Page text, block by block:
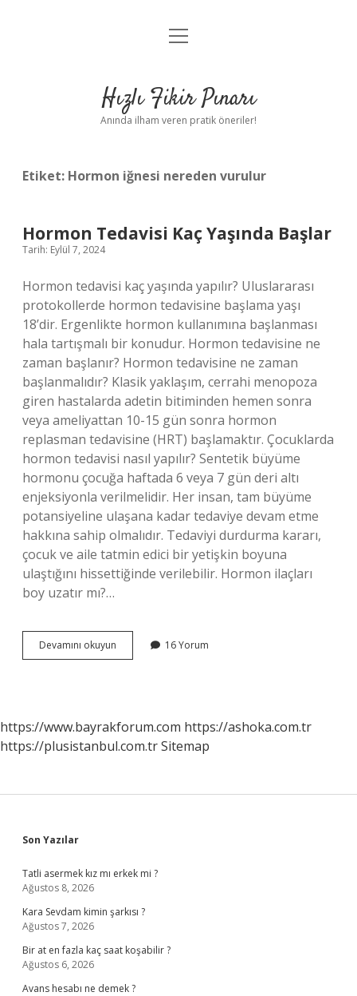
Anasayfa
Yasal Uyarı
menüyü
Hızlı Fikir Pınarı
Anında ilham veren pratik öneriler!
Etiket: Hormon iğnesi nereden vurulur
Hormon Tedavisi Kaç Yaşında Başlar
Tarih: Eylül 7, 2024
Hormon tedavisi kaç yaşında yapılır? Uluslararası
protokollerde hormon tedavisine başlama yaşı
18’dir. Ergenlikte hormon kullanımına başlanması
hala tartışmalı bir konudur. Hormon tedavisine ne
zaman başlanır? Hormon tedavisine ne zaman
başlanmalıdır? Klasik yaklaşım, cerrahi menopoza
giren hastalarda adetin bitiminden hemen sonra
veya ameliyattan 10-15 gün sonra hormon
replasman tedavisine (HRT) başlamaktır. Çocuklarda
hormon tedavisi nasıl yapılır? Sentetik büyüme
hormonu çocuğa haftada 6 veya 7 gün deri altı
enjeksiyonla verilmelidir. Her insan, tam büyüme
potansiyeline ulaşana kadar tedaviye devam etme
hakkına sahip olmalıdır. Tedaviyi durdurma kararı,
çocuk ve aile tatmin edici bir yetişkin boyuna
ulaştığını hissettiğinde verilebilir. Hormon ilaçları
boy uzatır mı?…
Devamını okuyun Hormon
Tedavisi
16 Yorum
https://www.bayrakforum.com https://ashoka.com.tr
https://plusistanbul.com.trSitemap
Sidebar
Son Yazılar
Tatli asermek kız mı erkek mi ?
Ağustos 8, 2026
Kara Sevdam kimin şarkısı ?
Ağustos 7, 2026
Bir at en fazla kaç saat koşabilir ?
Ağustos 6, 2026
Avans hesabı ne demek ?